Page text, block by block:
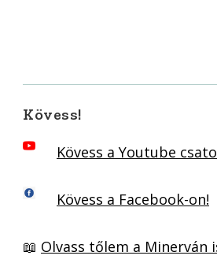
Kövess!
Kövess a Youtube
Kövess a Facebook-on!
📖 Olvass tőlem a Minerván